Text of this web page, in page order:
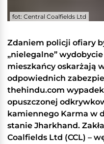
fot: Central Coalfields Ltd
Zdaniem policji ofiary
„nielegalne”
mieszkańcy oskarżają
odpowiednich
thehindu.com
opuszczonej
kamiennego Karma w
stanie Jharkhand.
Coalfields Ltd (CCL) –